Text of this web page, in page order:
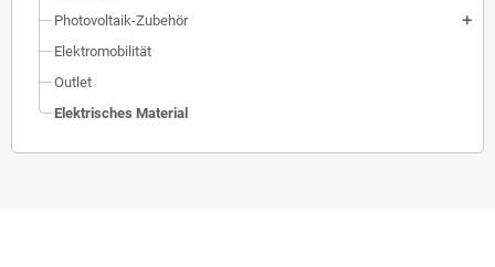
Photovoltaik-Zubehör
add
Elektromobilität
Outlet
Elektrisches Material